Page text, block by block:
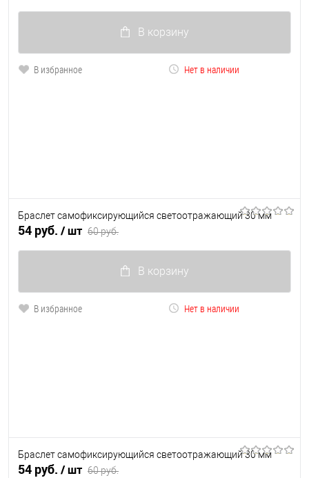
В корзину
В избранное Нет в наличии
Браслет самофиксирующийся светоотражающий 30 мм
54 руб. / шт 60 руб.
В корзину
В избранное Нет в наличии
Браслет самофиксирующийся светоотражающий 30 мм
54 руб. / шт 60 руб.